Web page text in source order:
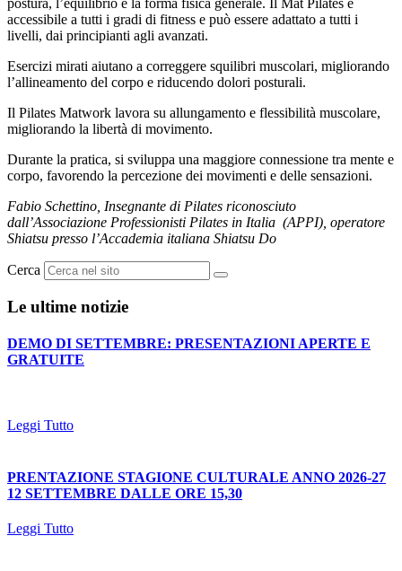
postura, l’equilibrio e la forma fisica generale. Il Mat Pilates è
accessibile a tutti i gradi di fitness e può essere adattato a tutti i
livelli, dai principianti agli avanzati.
Esercizi mirati aiutano a correggere squilibri muscolari, migliorando
l’allineamento del corpo e riducendo dolori posturali.
Il Pilates Matwork lavora su allungamento e flessibilità muscolare,
migliorando la libertà di movimento.
Durante la pratica, si sviluppa una maggiore connessione tra mente e
corpo, favorendo la percezione dei movimenti e delle sensazioni.
Fabio Schettino, Insegnante di Pilates riconosciuto
dall’Associazione Professionisti Pilates in Italia (APPI), operatore
Shiatsu presso l’Accademia italiana Shiatsu Do
Cerca
Le ultime notizie
DEMO DI SETTEMBRE: PRESENTAZIONI APERTE E
GRATUITE
Leggi Tutto
PRENTAZIONE STAGIONE CULTURALE ANNO 2026-27
12 SETTEMBRE DALLE ORE 15,30
Leggi Tutto